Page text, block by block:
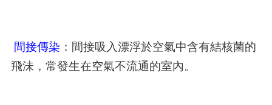
間接傳染 ：間接吸入漂浮於空氣中含有結核菌的
飛沬，常發生在空氣不流通的室內。